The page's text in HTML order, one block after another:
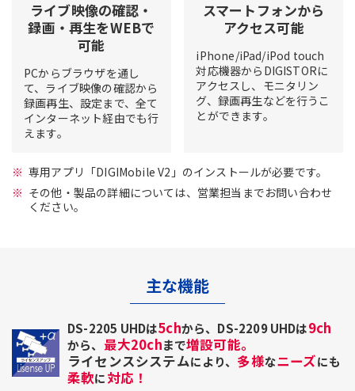
ライブ映像の確認・
録画・再生をWEBで
可能
PCからブラウザを通し
て、ライブ映像の確認から
録画再生、設定まで、全て
インターネット経由でも行
えます。
スマートフォンから
アクセス可能
iPhone/iPad/iPod touch
対応機器からDIGISTORに
アクセスし、モニタリン
グ、録画再生などを行うこ
とができます。
専用アプリ「DIGIMobile V2」のインストールが必要です。
その他・製品の詳細については、営業担当までお問い合わせ
ください。
主な機能
DS-2205 UHDは5chから、DS-2209 UHDは9ch
から、 最大20chまで増設可能。
ライセンスシステムにより、 多様なニーズにも
柔軟に対応！